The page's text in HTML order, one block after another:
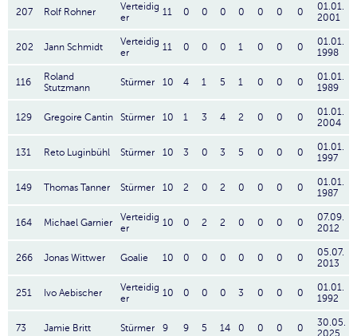
207 Rolf Rohner
Verteidig
er
11 0 0 0 0 0 0 0
01.01.
2001
202 Jann Schmidt
Verteidig
er
11 0 0 0 1 0 0 0
01.01.
1998
116
Roland
Stutzmann
Stürmer 10 4 1 5 1 0 0 0
01.01.
1989
129 Gregoire Cantin Stürmer 10 1 3 4 2 0 0 0
01.01.
2004
131 Reto Luginbühl Stürmer 10 3 0 3 5 0 0 0
01.01.
1997
149 Thomas Tanner Stürmer 10 2 0 2 0 0 0 0
01.01.
1987
164 Michael Garnier
Verteidig
er
10 0 2 2 0 0 0 0
07.09.
2012
266 Jonas Wittwer Goalie 10 0 0 0 0 0 0 0
05.07.
2013
251 Ivo Aebischer
Verteidig
er
10 0 0 0 3 0 0 0
01.01.
1992
73 Jamie Britt Stürmer 9 9 5 14 0 0 0 0
30.05.
2025